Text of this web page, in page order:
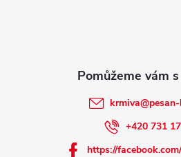
krmiva@
+420 731
https://